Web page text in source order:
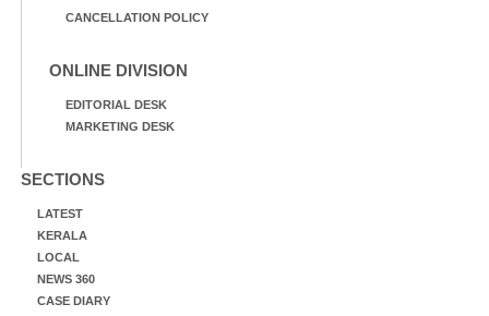
CANCELLATION POLICY
ONLINE DIVISION
EDITORIAL DESK
MARKETING DESK
SECTIONS
LATEST
KERALA
LOCAL
NEWS 360
CASE DIARY